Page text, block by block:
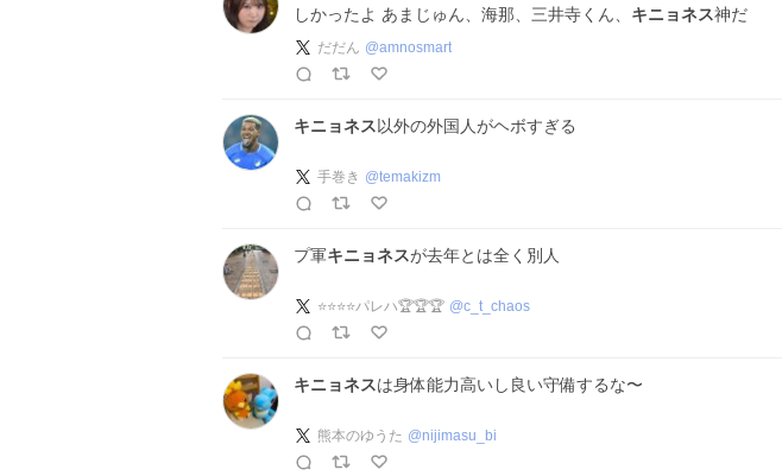
しかったよ あまじゅん、海那、三井寺くん、 キニョネス神だ
だだん @amnosmart
キニョネス以外の外国人がヘボすぎる
手巻き @temakizm
プ軍キニョネスが去年とは全く別人
⭐️⭐️⭐️⭐️パレハ🏆🏆🏆 @c_t_chaos
キニョネスは身体能力高いし良い守備するな〜
熊本のゆうた @nijimasu_bi